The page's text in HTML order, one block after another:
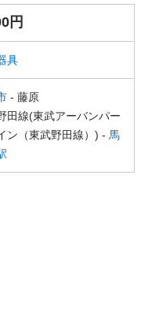
円
具
- 藤原
田線(東武アーバンパー
ン（東武野田線）) - 馬